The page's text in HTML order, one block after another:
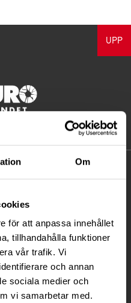
Om
för att anpassa innehållet
tillhandahålla funktioner
vår trafik. Vi
och annan
sociala medier och
vi samarbetar med.
UPP